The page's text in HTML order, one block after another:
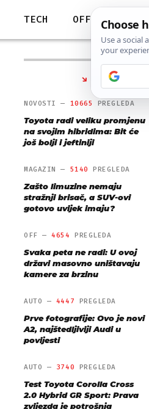
TECH OFF
NAJČITANIJE
NOVOSTI — 10665 PREGLEDA
Toyota radi veliku promjenu
na svojim hibridima: Bit će
još bolji i jeftiniji
MAGAZIN — 5140 PREGLEDA
Zašto limuzine nemaju
stražnji brisač, a SUV-ovi
gotovo uvijek imaju?
OFF —4654 PREGLEDA
Svaka peta ne radi: U ovoj
državi masovno uništavaju
kamere za brzinu
AUTO — 4447 PREGLEDA
Prve fotografije: Ovo je novi
A2, najštedljiviji Audi u
povijesti
AUTO — 3740 PREGLEDA
Test Toyota Corolla Cross
2.0 Hybrid GR Sport: Prava
zvijezda je potrošnja